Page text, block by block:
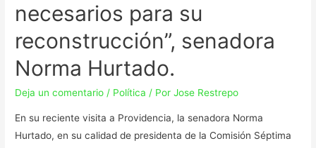
necesarios para su
reconstrucción”, senadora
Norma Hurtado.
Deja un comentario / Política / PorJose Restrepo
En su reciente visita a Providencia, la senadora Norma
Hurtado, en su calidad de presidenta de la Comisión Séptima